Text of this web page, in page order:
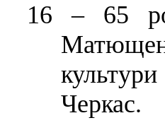
16–65
Черкас.